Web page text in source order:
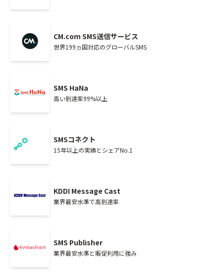
CM.com SMS送信サービス
世界199ヵ国対応のグローバルSMS
SMS HaNa
高い到達率99%以上
SMSコネクト
15年以上の実績とシェアNo.1
KDDI Message Cast
業界最安水準で高到達率
SMS Publisher
業界最安水準と販促利用に強み